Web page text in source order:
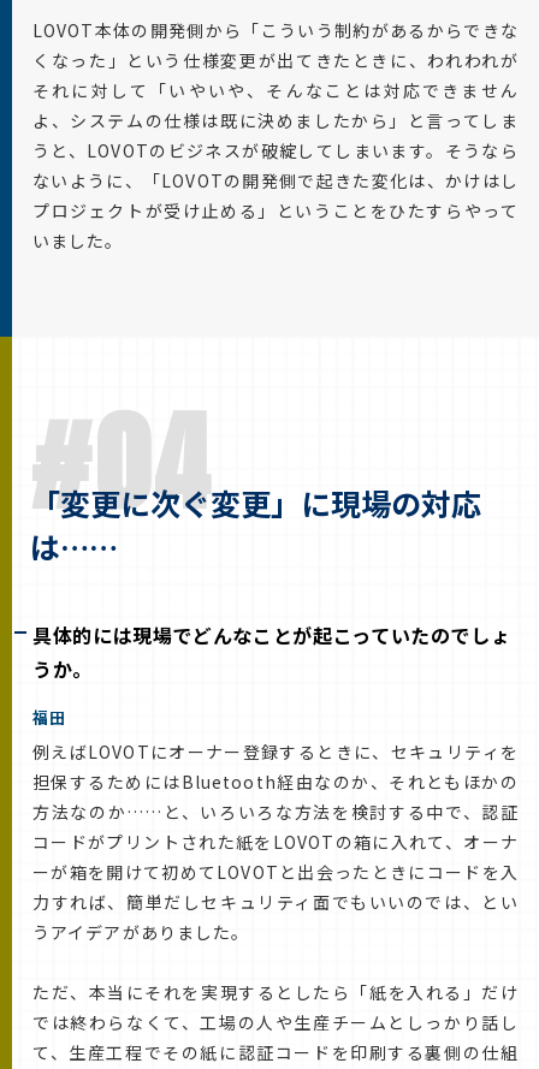
LOVOT本体の開発側から「こういう制約があるからできな
くなった」という仕様変更が出てきたときに、われわれが
それに対して「いやいや、そんなことは対応できません
よ、システムの仕様は既に決めましたから」と言ってしま
うと、LOVOTのビジネスが破綻してしまいます。そうなら
ないように、「LOVOTの開発側で起きた変化は、かけはし
プロジェクトが受け止める」ということをひたすらやって
いました。
#04
「変更に次ぐ変更」に現場の対応
は……
具体的には現場でどんなことが起こっていたのでしょ
うか。
福田
例えばLOVOTにオーナー登録するときに、セキュリティを
担保するためにはBluetooth経由なのか、それともほかの
方法なのか……と、いろいろな方法を検討する中で、認証
コードがプリントされた紙をLOVOTの箱に入れて、オーナ
ーが箱を開けて初めてLOVOTと出会ったときにコードを入
力すれば、簡単だしセキュリティ面でもいいのでは、とい
うアイデアがありました。
ただ、本当にそれを実現するとしたら「紙を入れる」だけ
では終わらなくて、工場の人や生産チームとしっかり話し
て、生産工程でその紙に認証コードを印刷する裏側の仕組